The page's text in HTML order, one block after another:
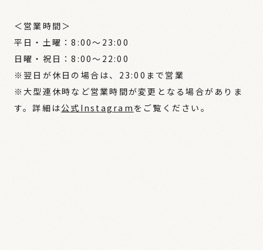
＜営業時間＞
平日・土曜：8:00～23:00
日曜・祝日：8:00～22:00
※翌日が休日の場合は、23:00まで営業
※大型連休時など営業時間が変更となる場合がありま
す。詳細は公式Instagram をご覧ください。